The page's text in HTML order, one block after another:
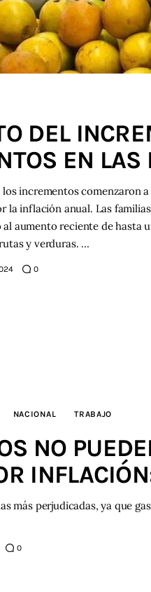
DEL
EN LAS
los incrementos comenzaron
la inflación anual. Las
aumento reciente de hasta
y verduras. …
0
NACIONAL TRABAJO
NO
más perjudicadas, ya que
0